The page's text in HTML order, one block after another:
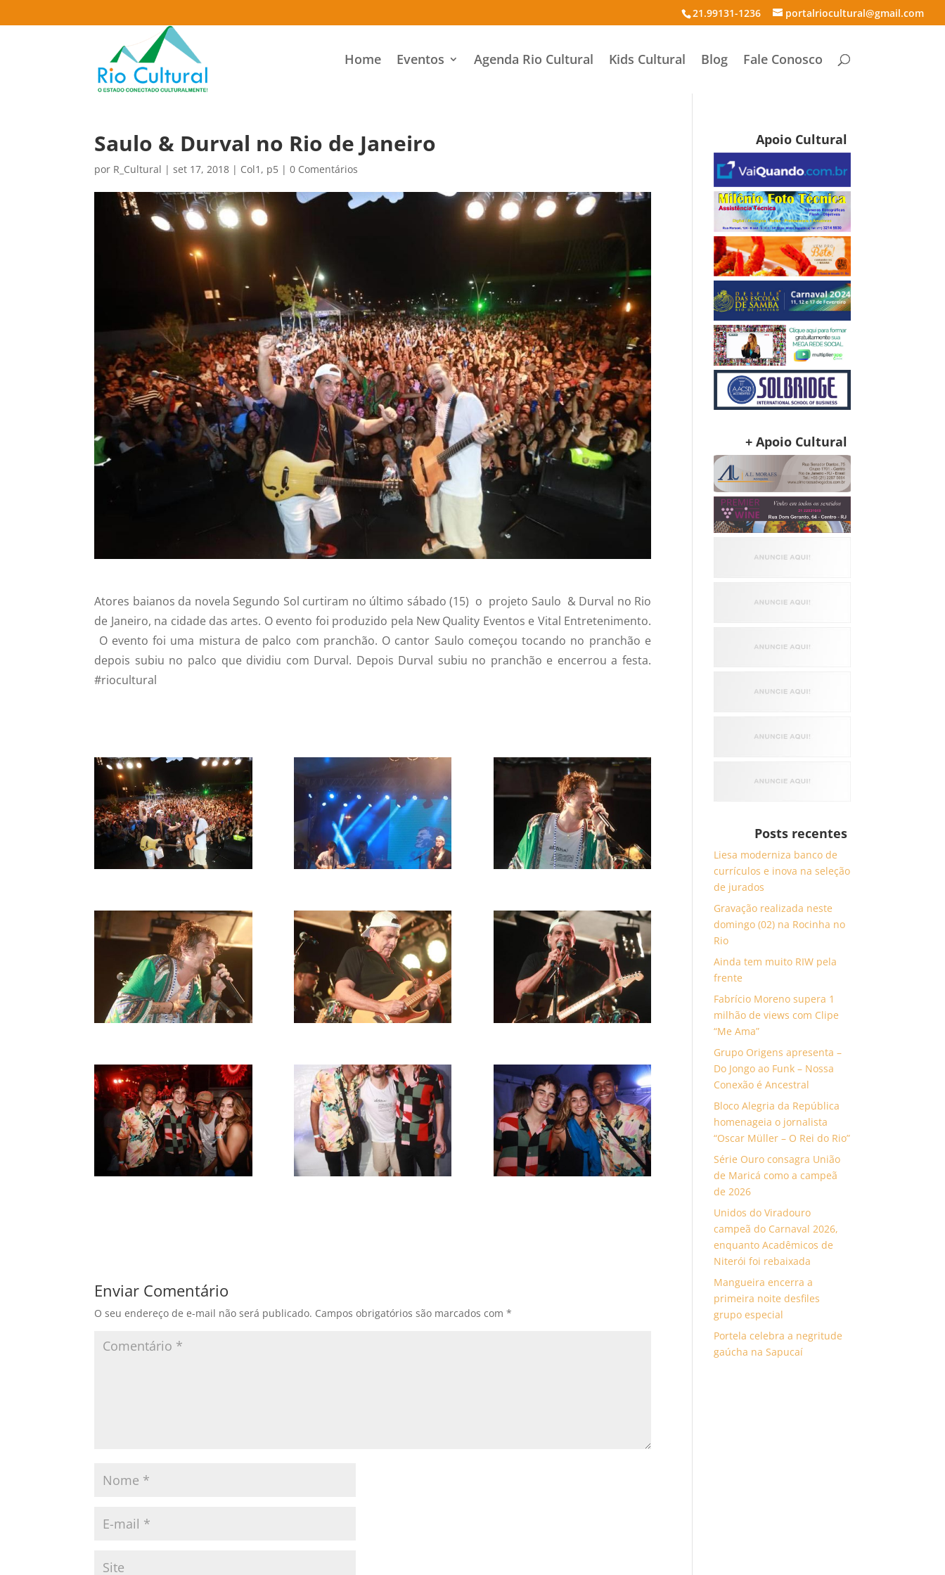
21.99131-1236 portalriocultural@gmail.com
Home Eventos Agenda Rio Cultural Kids Cultural Blog Fale Conosco
Saulo & Durval no Rio de Janeiro
por R_Cultural |set 17, 2018 | Col1 , p5 |0 Comentários
Atores baianos da novela Segundo Sol curtiram no último sábado (15) o projeto Saulo & Durval no Rio
de Janeiro, na cidade das artes. O evento foi produzido pela New Quality Eventos e Vital Entretenimento.
O evento foi uma mistura de palco com pranchão. O cantor Saulo começou tocando no pranchão e
depois subiu no palco que dividiu com Durval. Depois Durval subiu no pranchão e encerrou a festa.
#riocultural
Enviar Comentário
O seu endereço de e-mail não será publicado. Campos obrigatórios são marcados com*
Apoio Cultural
+ Apoio Cultural
Posts recentes
Liesa moderniza banco de
currículos e inova na seleção
de jurados
Gravação realizada neste
domingo (02) na Rocinha no
Rio
Ainda tem muito RIW pela
frente
Fabrício Moreno supera 1
milhão de views com Clipe
“Me Ama”
Grupo Origens apresenta –
Do Jongo ao Funk – Nossa
Conexão é Ancestral
Bloco Alegria da República
homenageia o jornalista
“Oscar Müller – O Rei do Rio”
Série Ouro consagra União
de Maricá como a campeã
de 2026
Unidos do Viradouro
campeã do Carnaval 2026,
enquanto Acadêmicos de
Niterói foi rebaixada
Mangueira encerra a
primeira noite desfiles
grupo especial
Portela celebra a negritude
gaúcha na Sapucaí